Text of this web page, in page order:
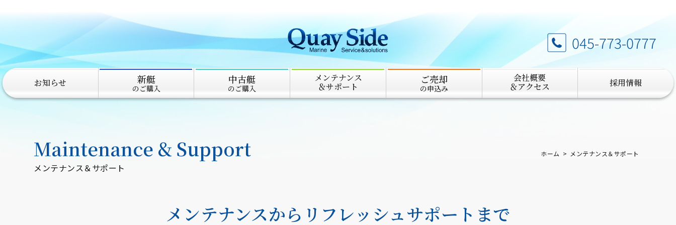
045-773-0777
お知らせ 新艇
のご購入
中古艇
のご購入
メンテナンス
＆サポート
ご売却
の申込み
会社概要
＆アクセス 採用情報
メンテナンス＆サポート
Maintenance & Support ホーム メンテナンス＆サポート
メンテナンスからリフレッシュサポートまで